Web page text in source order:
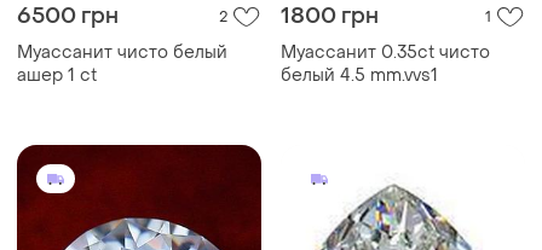
6500 грн 2
Муассанит чисто белый
ашер 1 ct
1800 грн 1
Муассанит 0.35ct чисто
белый 4.5 mm.vvs1